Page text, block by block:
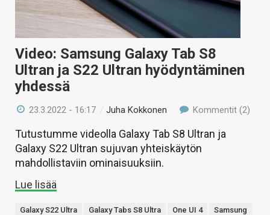
Video: Samsung Galaxy Tab S8
Ultran ja S22 Ultran hyödyntäminen
yhdessä
23.3.2022 - 16:17 /Juha Kokkonen Kommentit (2)
Tutustumme videolla Galaxy Tab S8 Ultran ja
Galaxy S22 Ultran sujuvan yhteiskäytön
mahdollistaviin ominaisuuksiin.
Lue lisää
Galaxy S22 Ultra Galaxy Tabs S8 Ultra One UI 4
Samsung